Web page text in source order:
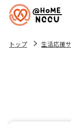
トップ 生活応援